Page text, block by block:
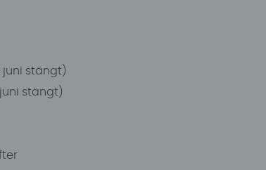
juni stängt)
juni stängt)